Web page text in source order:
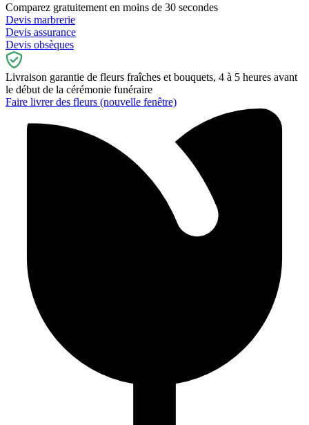
Comparez gratuitement en moins de 30 secondes
Devis marbrerie
Devis assurance
Devis obsèques
Livraison garantie de fleurs fraîches et bouquets, 4 à 5 heures avant
le début de la cérémonie funéraire
Faire livrer des fleurs (nouvelle fenêtre)